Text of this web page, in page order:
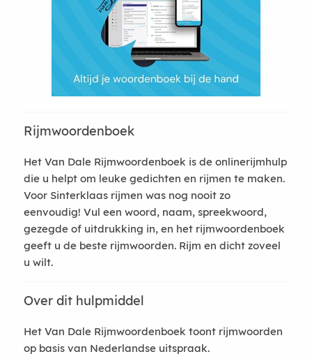
Rijmwoordenboek
Het Van Dale Rijmwoordenboek is de onlinerijmhulp
die u helpt om leuke gedichten en rijmen te maken.
Voor Sinterklaas rijmen was nog nooit zo
eenvoudig! Vul een woord, naam, spreekwoord,
gezegde of uitdrukking in, en het rijmwoordenboek
geeft u de beste rijmwoorden. Rijm en dicht zoveel
u wilt.
Over dit hulpmiddel
Het Van Dale Rijmwoordenboek toont rijmwoorden
op basis van Nederlandse uitspraak.